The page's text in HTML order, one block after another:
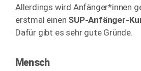
Allerdings wird Anfänger*innen
erstmal einen SUP-Anfänger-
Dafür gibt es sehr gute Gründe.
Mensch